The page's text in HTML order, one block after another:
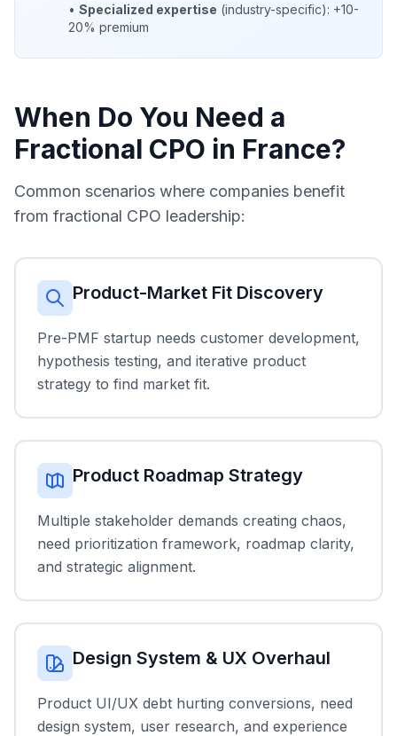
• Specialized expertise (industry-specific): +10-
20% premium
When Do You Need a
Fractional CPO in France?
Common scenarios where companies benefit
from fractional CPO leadership:
Product-Market Fit Discovery
Pre-PMF startup needs customer development,
hypothesis testing, and iterative product
strategy to find market fit.
Product Roadmap Strategy
Multiple stakeholder demands creating chaos,
need prioritization framework, roadmap clarity,
and strategic alignment.
Design System & UX Overhaul
Product UI/UX debt hurting conversions, need
design system, user research, and experience